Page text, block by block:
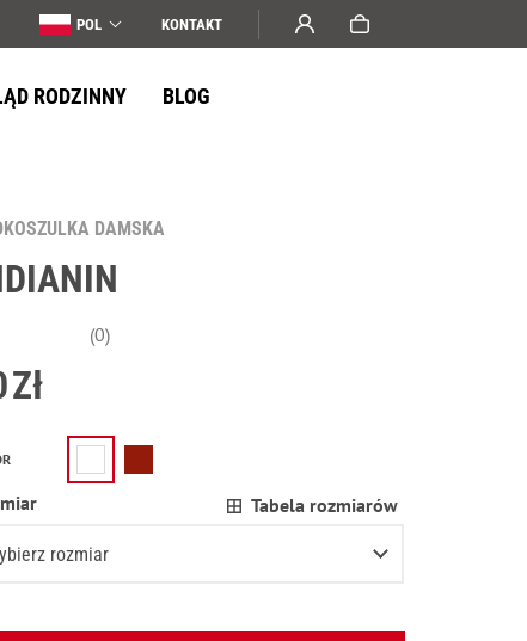
POL KONTAKT
RODZINNY BLOG
DAMSKA
(0)
Zł
Tabela rozmiarów
Wybierz rozmiar
swój adres e-mail: